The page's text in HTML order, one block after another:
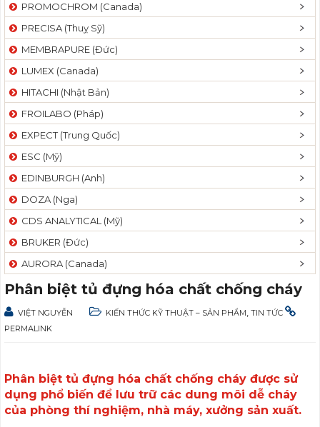
PROMOCHROM (Canada)
PRECISA (Thuỵ Sỹ)
MEMBRAPURE (Đức)
LUMEX (Canada)
HITACHI (Nhật Bản)
FROILABO (Pháp)
EXPECT (Trung Quốc)
ESC (Mỹ)
EDINBURGH (Anh)
DOZA (Nga)
CDS ANALYTICAL (Mỹ)
BRUKER (Đức)
AURORA (Canada)
Phân biệt tủ đựng hóa chất chống cháy
VIỆT NGUYỄN KIẾN THỨC KỸ THUẬT – SẢN PHẨM TIN TỨC
PERMALINK
Phân biệt tủ đựng hóa chất chống cháy được sử
dụng phổ biến để lưu trữ các dung môi dễ cháy
của phòng thí nghiệm, nhà máy, xưởng sản xuất.